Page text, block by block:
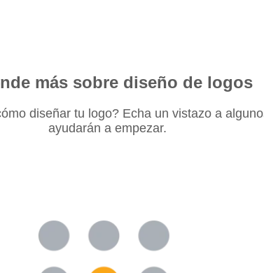
más sobre diseño de logos
diseñar tu logo? Echa un vistazo a
ayudarán a empezar.